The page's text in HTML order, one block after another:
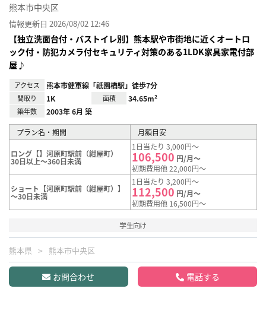
熊本市中央区
情報更新日 2026/08/02 12:46
【独立洗面台付・バストイレ別】熊本駅や市街地に近くオートロ
ック付・防犯カメラ付セキュリティ対策のある1LDK家具家電付部
屋♪
アクセス 熊本市健軍線「祇園橋駅」徒歩7分
間取り 1K 面積 34.65m²
築年数 2003年 6月 築
プラン名・期間 月額目安
ロング【】河原町駅前（紺屋町）
30日以上～360日未満
1日当たり 3,000円～
106,500 円/月～
初期費用他 22,000円～
ショート【河原町駅前（紺屋町）】
～30日未満
1日当たり 3,200円～
112,500 円/月～
初期費用他 16,500円～
学生向け
熊本県 熊本市中央区
お問合わせ 電話する